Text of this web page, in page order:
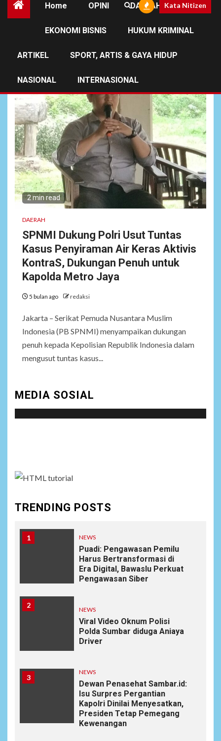
Home OPINI DAERAH
EKONOMI BISNIS HUKUM KRIMINAL
ARTIKEL SPORT, ARTIS & GAYA HIDUP
NASIONAL INTERNASIONAL
Kata Nitizen
2 min read
DAERAH
SPNMI Dukung Polri Usut Tuntas
Kasus Penyiraman Air Keras Aktivis
KontraS, Dukungan Penuh untuk
Kapolda Metro Jaya
5 bulan ago redaksi
Jakarta – Serikat Pemuda Nusantara Muslim
Indonesia (PB SPNMI) menyampaikan dukungan
penuh kepada Kepolisian Republik Indonesia dalam
mengusut tuntas kasus...
MEDIA SOSIAL
TRENDING POSTS
1 NEWS
Puadi: Pengawasan Pemilu
Harus Bertransformasi di
Era Digital, Bawaslu Perkuat
Pengawasan Siber
2
NEWS
Viral Video Oknum Polisi
Polda Sumbar diduga Aniaya
Driver
3
NEWS
Dewan Penasehat Sambar.id:
Isu Surpres Pergantian
Kapolri Dinilai Menyesatkan,
Presiden Tetap Pemegang
Kewenangan